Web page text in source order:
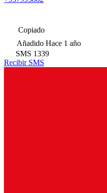
Copiado
Añadido Hace 1 año
SMS 1339
Recibir SMS